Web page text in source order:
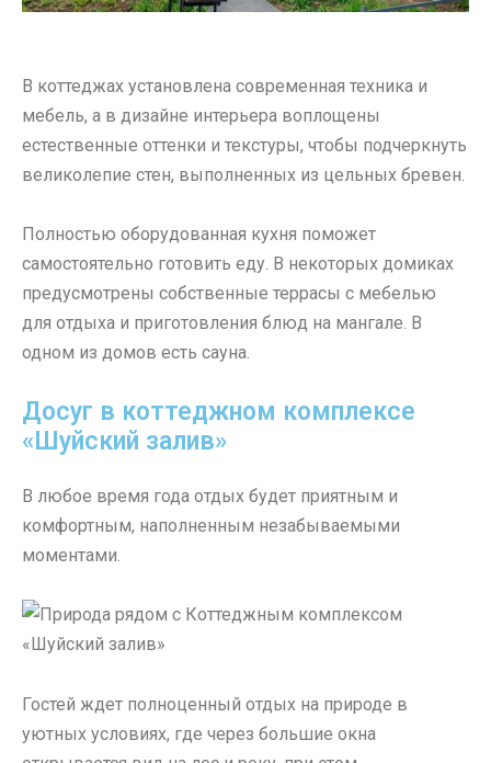
В коттеджах установлена современная техника и
мебель, а в дизайне интерьера воплощены
естественные оттенки и текстуры, чтобы подчеркнуть
великолепие стен, выполненных из цельных бревен.
Полностью оборудованная кухня поможет
самостоятельно готовить еду. В некоторых домиках
предусмотрены собственные террасы с мебелью
для отдыха и приготовления блюд на мангале. В
одном из домов есть сауна.
Досуг в коттеджном комплексе
«Шуйский залив»
В любое время года отдых будет приятным и
комфортным, наполненным незабываемыми
моментами.
Гостей ждет полноценный отдых на природе в
уютных условиях, где через большие окна